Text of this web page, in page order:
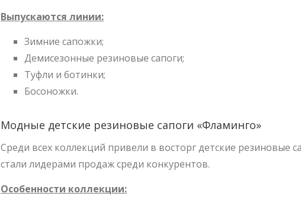
Выпускаются линии:
Зимние сапожки;
Демисезонные резиновые сапоги;
Туфли и ботинки;
Босоножки.
Модные детские резиновые сапоги «Фламинго»
Среди всех коллекций привели в восторг детские резиновые
стали лидерами продаж среди конкурентов.
Особенности коллекции: